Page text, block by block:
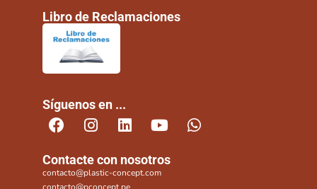
Libro de Reclamaciones
Síguenos en ...
Contacte con nosotros
contacto@plastic-concept.com